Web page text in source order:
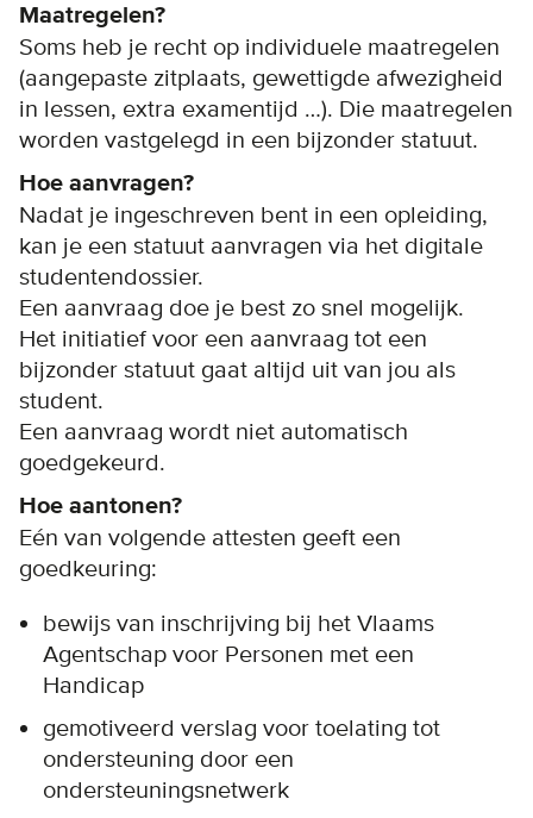
Maatregelen?
Soms heb je recht op individuele maatregelen
(aangepaste zitplaats, gewettigde afwezigheid
in lessen, extra examentijd …). Die maatregelen
worden vastgelegd in een bijzonder statuut.
Hoe aanvragen?
Nadat je ingeschreven bent in een opleiding,
kan je een statuut aanvragen via het digitale
studentendossier.
Een aanvraag doe je best zo snel mogelijk.
Het initiatief voor een aanvraag tot een
bijzonder statuut gaat altijd uit van jou als
student.
Een aanvraag wordt niet automatisch
goedgekeurd.
Hoe aantonen?
Eén van volgende attesten geeft een
goedkeuring:
bewijs van inschrijving bij het Vlaams
Agentschap voor Personen met een
Handicap
gemotiveerd verslag voor toelating tot
ondersteuning door een
ondersteuningsnetwerk